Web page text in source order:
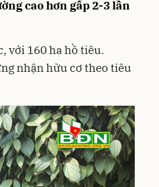
cao hơn gấp 2-3 lần
với 160 ha hồ tiêu.
nhận hữu cơ theo tiêu